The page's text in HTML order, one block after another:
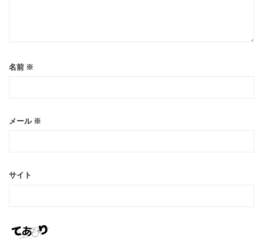
名前 ※
メール ※
サイト